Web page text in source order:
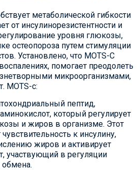
метаболической гибкости
от инсулинорезистентности и
уровня глюкозы,
остеопороза путем стимуляции
Установлено, что MOTS-C
помогает преодолеть
микроорганизмами,
MOTS-c:
пептид,
который регулирует
и жиров в организме. Этот
к инсулину,
жиров и активирует
участвующий в регуляции
обмена.